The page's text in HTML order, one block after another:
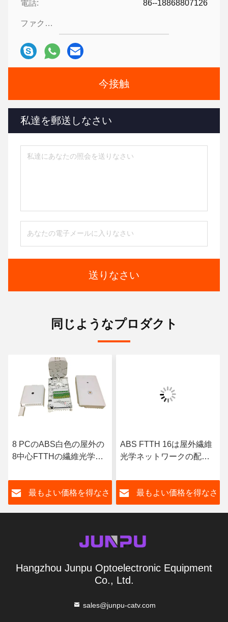
電話: 86--18868807126
ファクシミリ:
今接触
私達を郵送しなさい
送りなさい
同じようなプロダクト
8 PCのABS白色の屋外の
8中心FTTHの繊維光学の
最もよい価格を得なさ
ABS FTTH 16は屋外繊維
光学ネットワークの配電
ーを左舷に取ります
最もよい価格を得なさ
Hangzhou Junpu Optoelectronic Equipment
Co., Ltd.
sales@junpu-catv.com